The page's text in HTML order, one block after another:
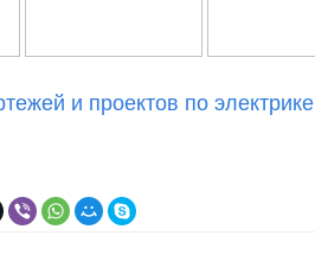
и проектов по электрике